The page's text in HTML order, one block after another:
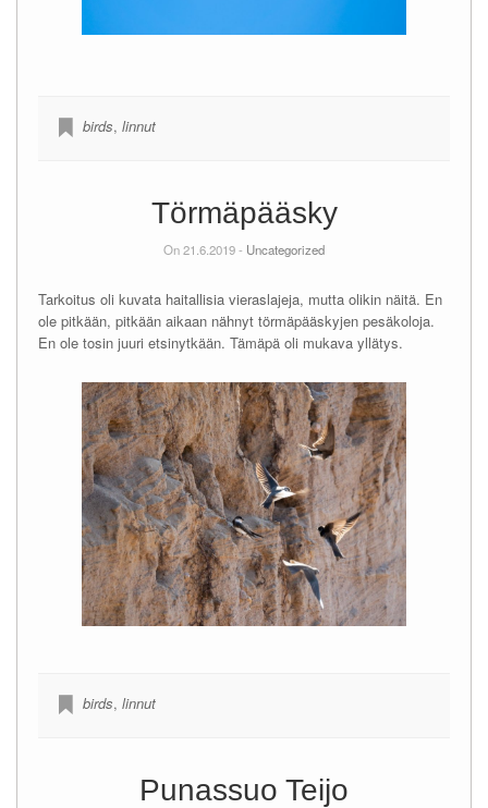
birds, linnut
Törmäpääsky
On 21.6.2019 - Uncategorized
Tarkoitus oli kuvata haitallisia vieraslajeja, mutta olikin näitä. En
ole pitkään, pitkään aikaan nähnyt törmäpääskyjen pesäkoloja.
En ole tosin juuri etsinytkään. Tämäpä oli mukava yllätys.
birds, linnut
Punassuo Teijo